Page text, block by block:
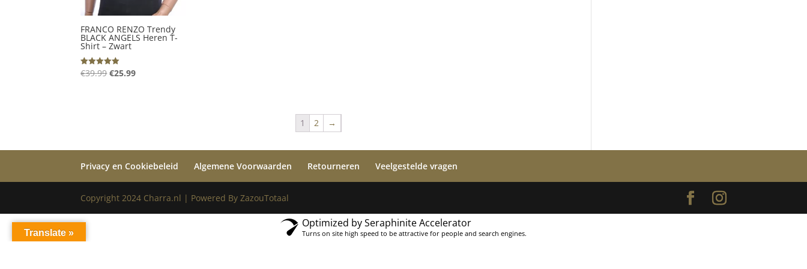
FRANCO RENZO Trendy
BLACK ANGELS Heren T-
Shirt – Zwart
Gewaardeerd
5.00
€39.99Oorspronkelijke
€25.99Huidige
1 2 →
Privacy en Cookiebeleid Algemene Voorwaarden Retourneren Veelgestelde vragen
Copyright 2024 Charra.nl | Powered By ZazouTotaal
Translate »
Optimized by Seraphinite Accelerator
Turns on site high speed to be attractive for people and search engines.